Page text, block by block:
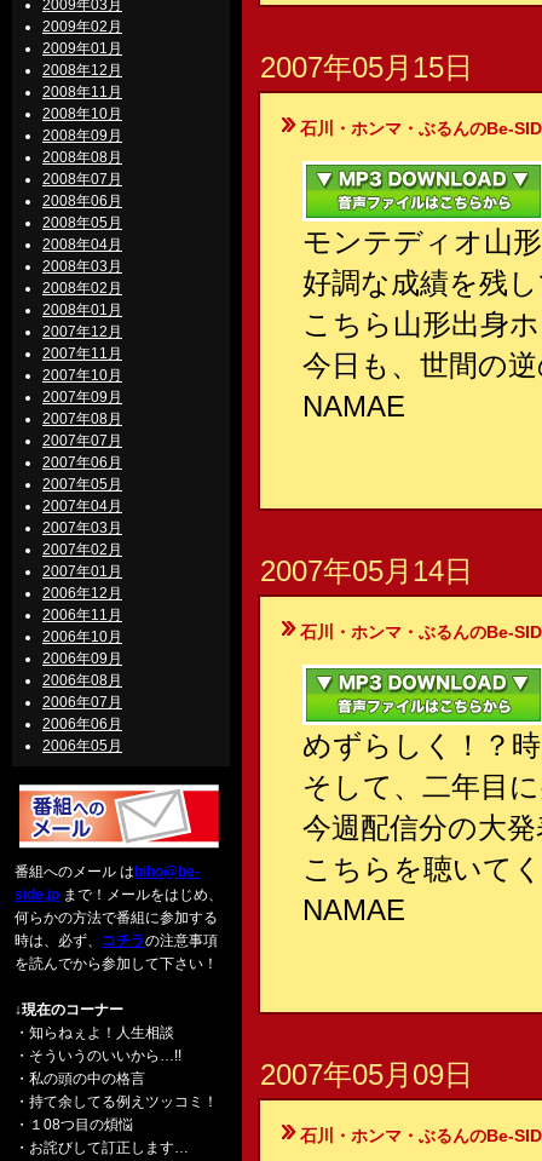
2009年03月
2009年02月
2009年01月
2008年12月
2008年11月
2008年10月
2008年09月
2008年08月
2008年07月
2008年06月
2008年05月
2008年04月
2008年03月
2008年02月
2008年01月
2007年12月
2007年11月
2007年10月
2007年09月
2007年08月
2007年07月
2007年06月
2007年05月
2007年04月
2007年03月
2007年02月
2007年01月
2006年12月
2006年11月
2006年10月
2006年09月
2006年08月
2006年07月
2006年06月
2006年05月
番組へのメール は biho@be-
side.jp まで！メールをはじめ、
何らかの方法で番組に参加する
時は、必ず、 コチラの注意事項
を読んでから参加して下さい！
↓現在のコーナー
・知らねぇよ！人生相談
・そういうのいいから…!!
・私の頭の中の格言
・持て余してる例えツッコミ！
・１08つ目の煩悩
・お詫びして訂正します…
2007年05月15日
石川・ホンマ・ぶるんのBe-
モンテディオ山
好調な成績を残
こちら山形出身
今日も、世間の
NAMAE
2007年05月14日
石川・ホンマ・ぶるんのBe-
めずらしく！？
そして、二年目
今週配信分の大
こちらを聴いて
NAMAE
2007年05月09日
石川・ホンマ・ぶるんのBe-